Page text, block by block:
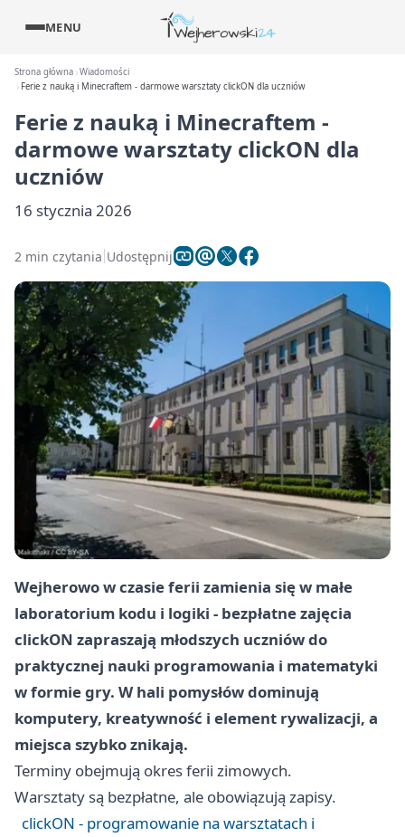
MENU
Strona główna Wiadomości
Ferie z nauką i Minecraftem - darmowe warsztaty clickON dla uczniów
Ferie z nauką i Minecraftem -
darmowe warsztaty clickON dla
uczniów
16 stycznia 2026
2 min czytania Udostępnij
Wejherowo w czasie ferii zamienia się w małe
laboratorium kodu i logiki - bezpłatne zajęcia
clickON zapraszają młodszych uczniów do
praktycznej nauki programowania i matematyki
w formie gry. W hali pomysłów dominują
komputery, kreatywność i element rywalizacji, a
miejsca szybko znikają.
Terminy obejmują okres ferii zimowych.
Warsztaty są bezpłatne, ale obowiązują zapisy.
clickON - programowanie na warsztatach i